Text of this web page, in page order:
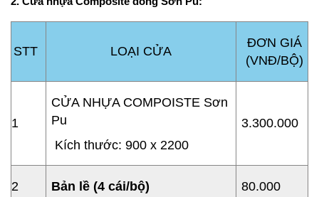
STT LOẠI CỬA
ĐƠN GIÁ
(VNĐ/BỘ)
1
CỬA NHỰA COMPOISTE Sơn
Pu
Kích thước: 900 x 2200
3.300.000
2 Bản lề (4 cái/bộ) 80.000